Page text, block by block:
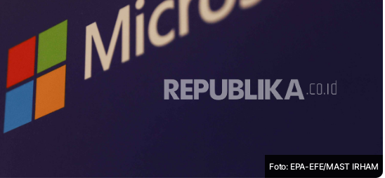
Foto: EPA-EFE/MAST IRHAM